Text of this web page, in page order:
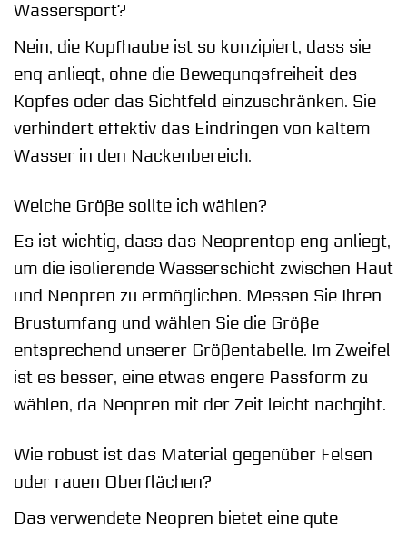
Wassersport?
Nein, die Kopfhaube ist so konzipiert, dass sie
eng anliegt, ohne die Bewegungsfreiheit des
Kopfes oder das Sichtfeld einzuschränken. Sie
verhindert effektiv das Eindringen von kaltem
Wasser in den Nackenbereich.
Welche Größe sollte ich wählen?
Es ist wichtig, dass das Neoprentop eng anliegt,
um die isolierende Wasserschicht zwischen Haut
und Neopren zu ermöglichen. Messen Sie Ihren
Brustumfang und wählen Sie die Größe
entsprechend unserer Größentabelle. Im Zweifel
ist es besser, eine etwas engere Passform zu
wählen, da Neopren mit der Zeit leicht nachgibt.
Wie robust ist das Material gegenüber Felsen
oder rauen Oberflächen?
Das verwendete Neopren bietet eine gute